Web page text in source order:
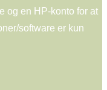
og en HP-konto for at
software er kun